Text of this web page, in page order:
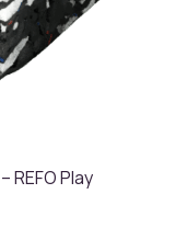
Play